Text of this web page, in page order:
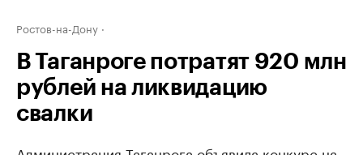
Ростов-на-Дону
В Таганроге потратят 920 млн
рублей на ликвидацию
свалки